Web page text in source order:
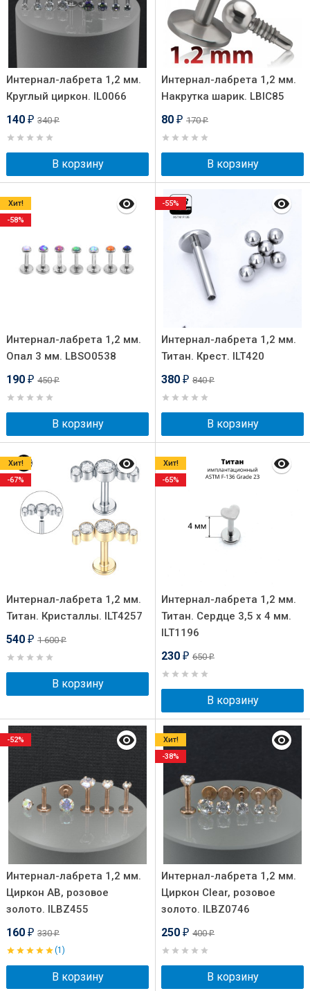
Интернал-лабрета 1,2 мм.
Круглый циркон. IL0066
140 ₽ 340₽
В корзину
Интернал-лабрета 1,2 мм.
Накрутка шарик. LBIC85
80 ₽ 170₽
В корзину
Интернал-лабрета 1,2 мм.
Опал 3 мм. LBSO0538
190 ₽ 450₽
В корзину
Хит!
-58%
Интернал-лабрета 1,2 мм.
Титан. Крест. ILT420
380 ₽ 840₽
В корзину
-55%
Интернал-лабрета 1,2 мм.
Титан. Кристаллы. ILT4257
540 ₽ 1 600₽
В корзину
Хит!
-67%
Интернал-лабрета 1,2 мм.
Титан. Сердце 3,5 х 4 мм.
ILT1196
230 ₽ 650₽
В корзину
Хит!
-65%
Интернал-лабрета 1,2 мм.
Циркон AB, розовое
золото. ILBZ455
160 ₽ 330₽
(1)
В корзину
-52%
Интернал-лабрета 1,2 мм.
Циркон Clear, розовое
золото. ILBZ0746
250 ₽ 400₽
В корзину
Хит!
-38%